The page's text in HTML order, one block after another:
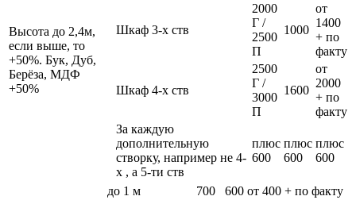
Высота до 2,4м,
если выше, то
+50%. Бук, Дуб,
Берёза, МДФ
+50%
Шкаф 3-х ств
2000
Г /
2500
П
1000
от
1400
+ по
факту
Шкаф 4-х ств
2500
Г /
3000
П
1600
от
2000
+ по
факту
За каждую
дополнительную
створку, например не 4-
х , а 5-ти ств
плюс
600
плюс
600
плюс
600
до 1 м 700 600 от 400 + по факту